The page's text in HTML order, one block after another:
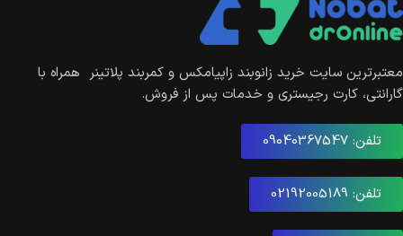
معتبرترین سایت خرید زانوبند زاپیامکس و کمربند پلاتینر همراه با
گارانتی، کارت رجیستری و خدمات پس از فروش.
تلفن: 09040367547
تلفن: 02192005189